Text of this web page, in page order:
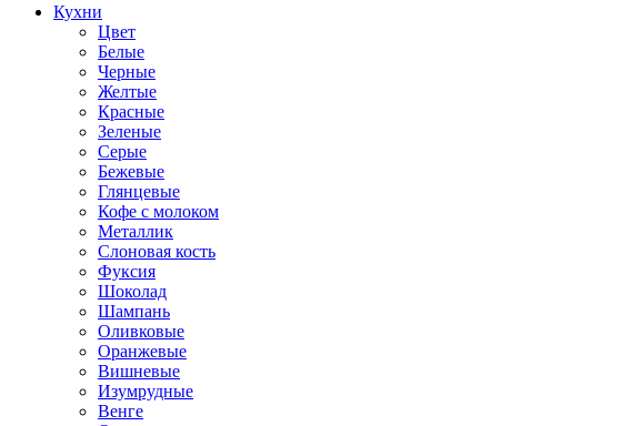
Кухни
Цвет
Белые
Черные
Желтые
Красные
Зеленые
Серые
Бежевые
Глянцевые
Кофе с молоком
Металлик
Слоновая кость
Фуксия
Шоколад
Шампань
Оливковые
Оранжевые
Вишневые
Изумрудные
Венге